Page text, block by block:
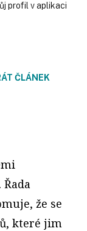
profil v aplikaci
ČLÁNEK
že se
které jim